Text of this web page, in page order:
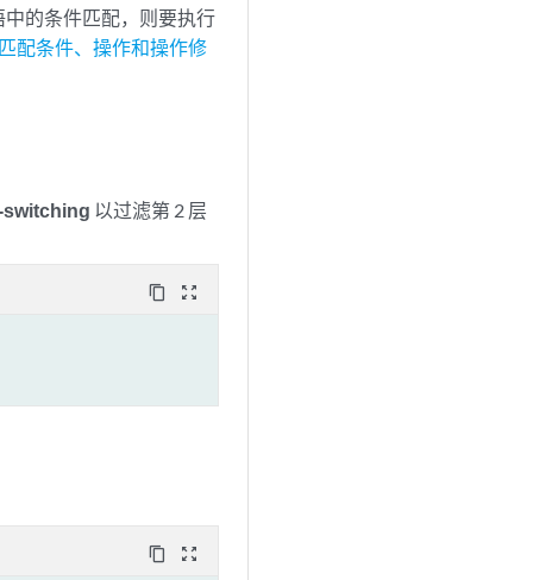
的条件匹配，则要执行
配条件、操作和操作修
以过滤第 2 层
content_copy zoom_out_map
content_copy zoom_out_map